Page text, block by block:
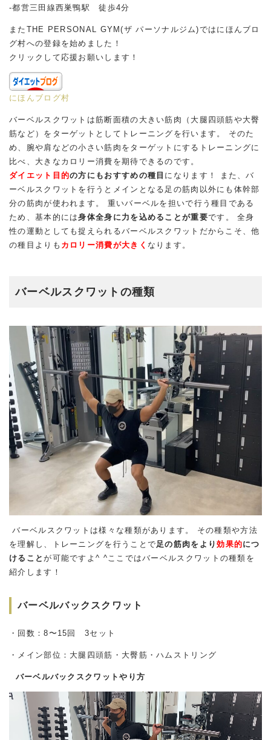
-都営三田線西巣鴨駅 徒歩4分
またTHE PERSONAL GYM(ザ パーソナルジム)ではにほんブロ
グ村への登録を始めました！
クリックして応援お願いします！
にほんブログ村
バーベルスクワットは筋断面積の大きい筋肉（大腿四頭筋や大臀
筋など）をターゲットとしてトレーニングを行います。 そのた
め、腕や肩などの小さい筋肉をターゲットにするトレーニングに
比べ、大きなカロリー消費を期待できるのです。
ダイエット目的の方にもおすすめの種目 になります！ また、バ
ーベルスクワットを行うとメインとなる足の筋肉以外にも体幹部
分の筋肉が使われます。 重いバーベルを担いで行う種目である
ため、基本的には身体全身に力を込めることが重要です。 全身
性の運動としても捉えられるバーベルスクワットだからこそ、他
の種目よりも カロリー消費が大きく なります。
バーベルスクワットの種類
バーベルスクワットは様々な種類があります。 その種類や方法
を理解し、トレーニングを行うことで足の筋肉をより効果的につ
けることが可能ですよ^ ^ここではバーベルスクワットの種類を
紹介します！
バーベルバックスクワット
・回数：8〜15回 3セット
・メイン部位：大腿四頭筋・大臀筋・ハムストリング
バーベルバックスクワットやり方
動